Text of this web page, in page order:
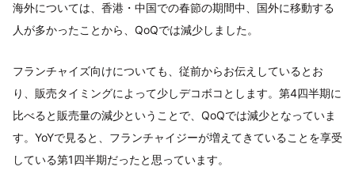
海外については、香港・中国での春節の期間中、国外に移動する
人が多かったことから、QoQでは減少しました。
フランチャイズ向けについても、従前からお伝えしているとお
り、販売タイミングによって少しデコボコとします。第4四半期に
比べると販売量の減少ということで、QoQでは減少となっていま
す。YoYで見ると、フランチャイジーが増えてきていることを享受
している第1四半期だったと思っています。